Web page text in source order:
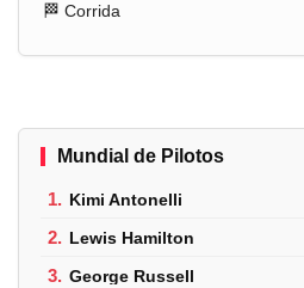
🏁 Corrida
Mundial de Pilotos
1. Kimi Antonelli
2. Lewis Hamilton
3. George Russell